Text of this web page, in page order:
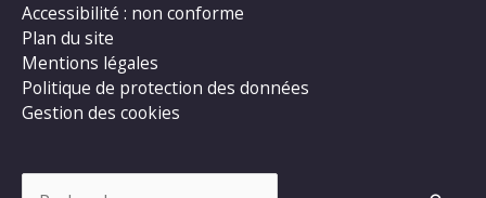
Accessibilité : non conforme
Plan du site
Mentions légales
Politique de protection des données
Gestion des cookies